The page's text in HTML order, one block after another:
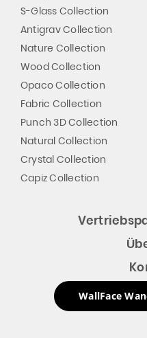
S-Glass Collection
Antigrav Collection
Nature Collection
Wood Collection
Opaco Collection
Fabric Collection
Punch 3D Collection
Natural Collection
Crystal Collection
Capiz Collection
WallFace